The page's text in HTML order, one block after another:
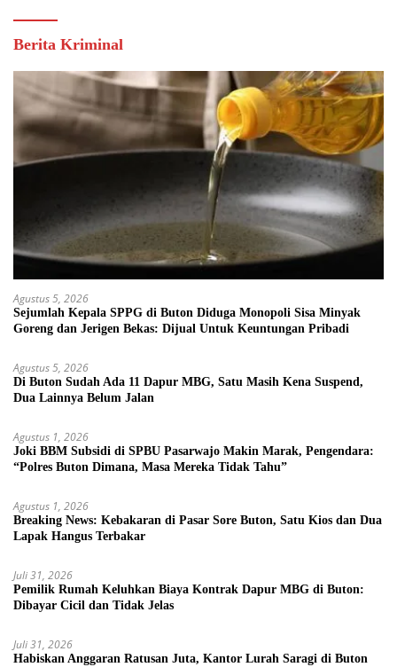
Berita Kriminal
Agustus 5, 2026
Sejumlah Kepala SPPG di Buton Diduga Monopoli Sisa Minyak
Goreng dan Jerigen Bekas: Dijual Untuk Keuntungan Pribadi
Agustus 5, 2026
Di Buton Sudah Ada 11 Dapur MBG, Satu Masih Kena Suspend,
Dua Lainnya Belum Jalan
Agustus 1, 2026
Joki BBM Subsidi di SPBU Pasarwajo Makin Marak, Pengendara:
“Polres Buton Dimana, Masa Mereka Tidak Tahu”
Agustus 1, 2026
Breaking News: Kebakaran di Pasar Sore Buton, Satu Kios dan Dua
Lapak Hangus Terbakar
Juli 31, 2026
Pemilik Rumah Keluhkan Biaya Kontrak Dapur MBG di Buton:
Dibayar Cicil dan Tidak Jelas
Juli 31, 2026
Habiskan Anggaran Ratusan Juta, Kantor Lurah Saragi di Buton